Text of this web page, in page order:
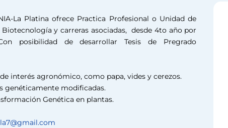
La Platina ofrece Practica Profesional o Unidad de
y carreras asociadas, desde 4to año por
posibilidad de desarrollar Tesis de Pregrado
interés agronómico, como papa, vides y cerezos.
genéticamente modificadas.
Genética en plantas.